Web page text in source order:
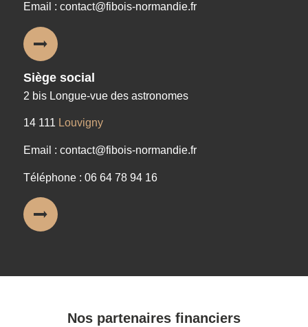
Email : contact@fibois-normandie.fr
Siège social
2 bis Longue-vue des astronomes
14 111 Louvigny
Email : contact@fibois-normandie.fr
Téléphone : 06 64 78 94 16
Nos partenaires financiers